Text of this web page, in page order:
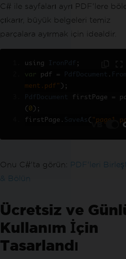
C# ile sayfaları ayrı PDF'lere
çıkarır, büyük belgeleri temiz
parçalara ayırmak için idealdir.
using IronPdf ;
var pdf = PdfDocument .
ment.pdf" );
PdfDocument
firstPage =
( 0 );
firstPage . SaveAs ( VB
Onu C#'ta görün:
PDF'leri
& Bölün
Ücretsiz ve
Kullanım İçin
Tasarlandı